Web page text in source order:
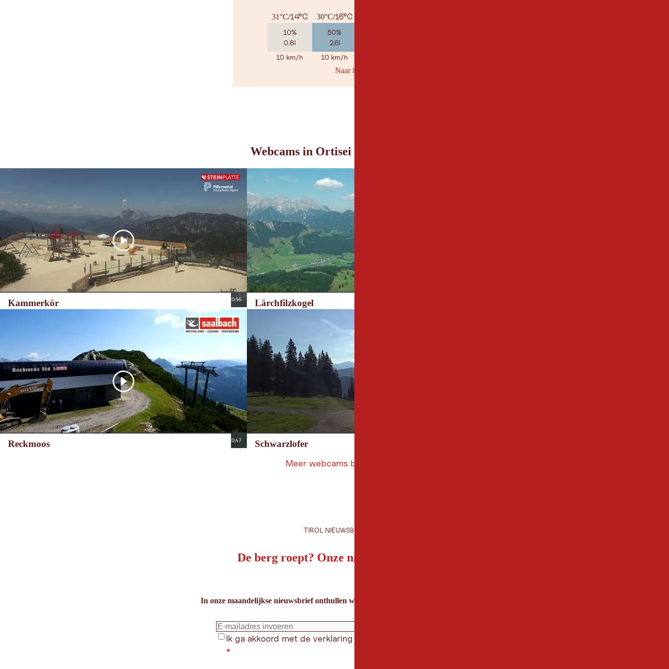
31°C/14°C
10%
0.8l
10 km/h
30°C/16°C
50%
2.6l
10 km/h
Naar her weerbericht
Webcams in Ortisei en omgeving
Kammerkör Lärchfilzkogel
Reckmoos Schwarzlofer
Meer webcams bekijken
TIROL NIEUWSBRIEF
De berg roept? Onze nieuwsbrief ook!
In onze maandelijkse nieuwsbrief onthullen we de beste vakantietips voor Tirol.
Ik ga akkoord met de verklaring gegevensbescherming.
*